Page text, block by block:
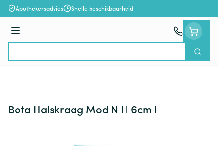
Ga naar de inhoud
Apothekersadvies Snelle beschikbaarheid
Menu
Product, merk, categorie...
Zoek
Bota Halskraag Mod N H 6cm l